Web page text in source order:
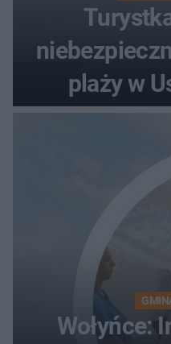
plaży w
musiała
Wołyńce: